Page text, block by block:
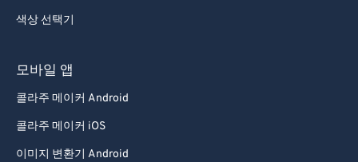
색상 선택기
모바일 앱
콜라주 메이커 Android
콜라주 메이커 iOS
이미지 변환기 Android